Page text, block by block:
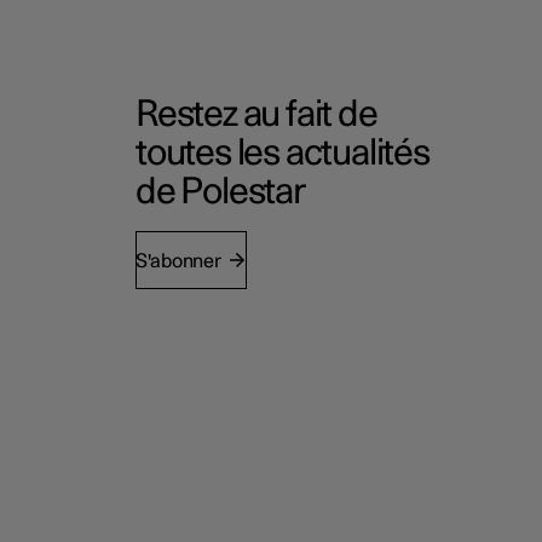
Restez au fait de
toutes les actualités
de Polestar
S'abonner